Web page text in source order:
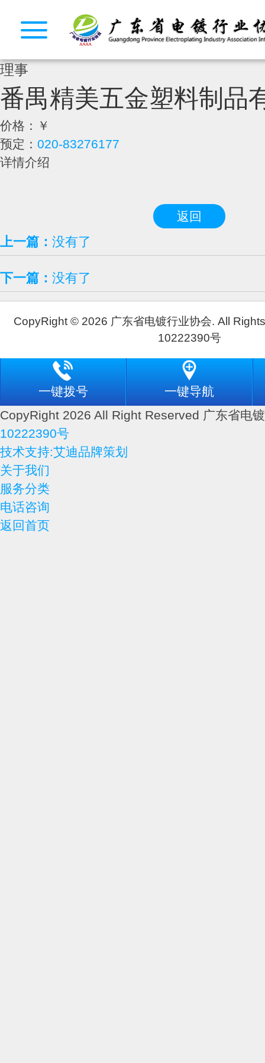
理事
番禺精美五金塑料制品
价格：
￥
预定： 020-83276177
详情介绍
返回
上一篇： 没有了
下一篇： 没有了
CopyRight © 2026 广东省电镀行业协会. All
10222390号
一键拨号
一键导航
CopyRight 2026 All Right Reserved 广东省电
10222390号
技术支持:艾迪品牌策划
关于我们
服务分类
电话咨询
返回首页